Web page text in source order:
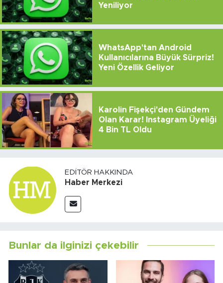
Yeniliyor
WhatsApp'tan Android
Kullanıcılarına Büyük Sürpriz!
Yeni Özellik Geliyor
Karolin Fişekçi'den Gündem
Olan Karar! Instagram Üyeliği
4 Bin TL Oldu
EDITÖR HAKKINDA
Haber Merkezi
Bunlar da ilginizi çekebilir